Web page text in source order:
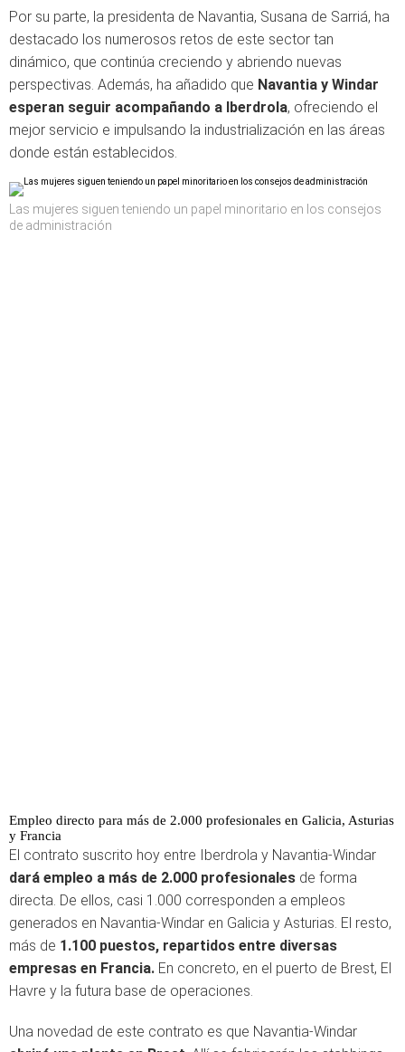
Por su parte, la presidenta de Navantia, Susana de Sarriá, ha
destacado los numerosos retos de este sector tan
dinámico, que continúa creciendo y abriendo nuevas
perspectivas. Además, ha añadido que Navantia y Windar
esperan seguir acompañando a Iberdrola, ofreciendo el
mejor servicio e impulsando la industrialización en las áreas
donde están establecidos.
Las mujeres siguen teniendo un papel minoritario en los consejos
de administración
Empleo directo para más de 2.000 profesionales en Galicia, Asturias
y Francia
El contrato suscrito hoy entre Iberdrola y Navantia-Windar
dará empleo a más de 2.000 profesionales de forma
directa. De ellos, casi 1.000 corresponden a empleos
generados en Navantia-Windar en Galicia y Asturias. El resto,
más de 1.100 puestos, repartidos entre diversas
empresas en Francia. En concreto, en el puerto de Brest, El
Havre y la futura base de operaciones.
Una novedad de este contrato es que Navantia-Windar